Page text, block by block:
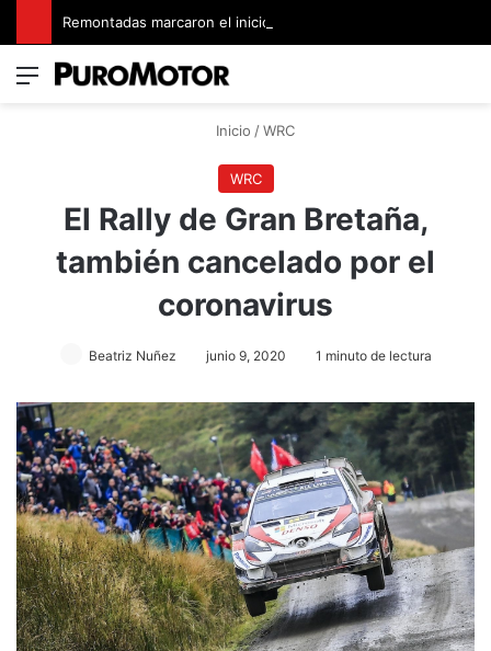
Menú
Inicio / WRC
WRC
El Rally de Gran Bretaña,
también cancelado por el
coronavirus
Beatriz Nuñez junio 9, 2020 1 minuto de lectura